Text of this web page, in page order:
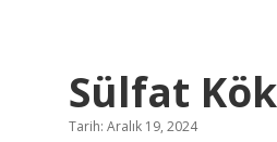
Sülfat
Tarih: Aralık 19, 2024